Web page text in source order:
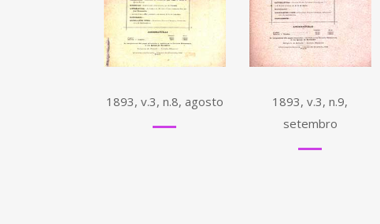
1893, v.3, n.8, agosto
1893, v.3, n.9,
setembro